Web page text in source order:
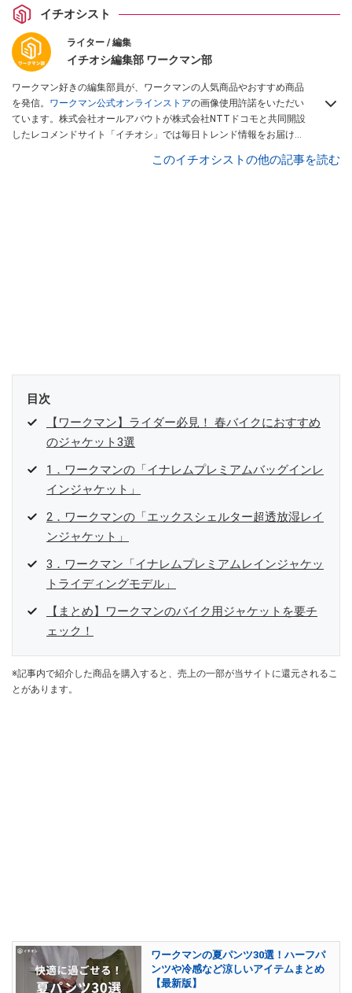
イチオシスト
ライター / 編集
イチオシ編集部 ワークマン部
ワークマン好きの編集部員が、ワークマンの人気商品やおすすめ商品
を発信。 ワークマン公式オンラインストアの画像使用許諾をいただい
ています。株式会社オールアバウトが株式会社NTTドコモと共同開設
したレコメンドサイト「イチオシ」では毎日トレンド情報をお届け。
このイチオシストの他の記事を読む
目次
【ワークマン】ライダー必見！ 春バイクにおすすめ
のジャケット3選
1．ワークマンの「イナレムプレミアムバッグインレ
インジャケット」
2．ワークマンの「エックスシェルター超透放湿レイ
ンジャケット」
3．ワークマン「イナレムプレミアムレインジャケッ
トライディングモデル」
【まとめ】ワークマンのバイク用ジャケットを要チ
ェック！
※記事内で紹介した商品を購入すると、売上の一部が当サイトに還元されるこ
とがあります。
ワークマンの夏パンツ30選！ハーフパ
ンツや冷感など涼しいアイテムまとめ
【最新版】